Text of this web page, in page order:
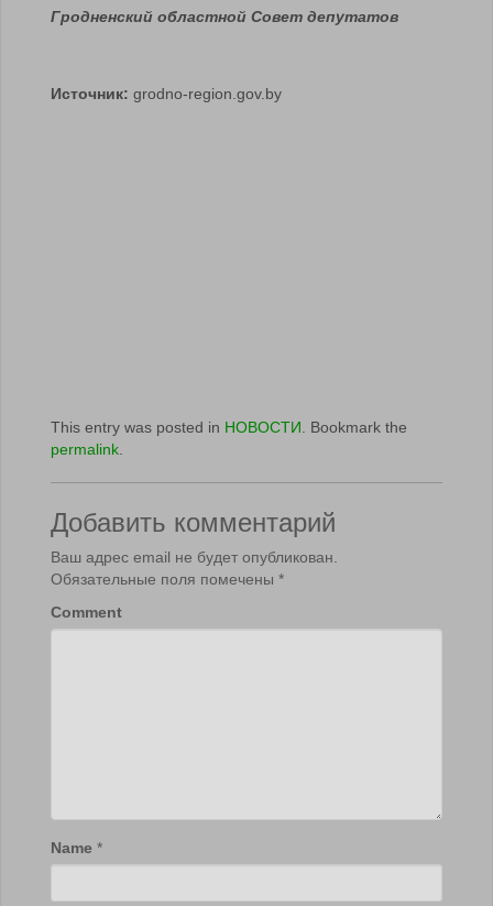
Гродненский областной Совет депутатов
Источник: grodno-region.gov.by
This entry was posted in НОВОСТИ . Bookmark the
permalink
Добавить комментарий
Ваш адрес email не будет опубликован.
Обязательные поля помечены *
Comment
Name *